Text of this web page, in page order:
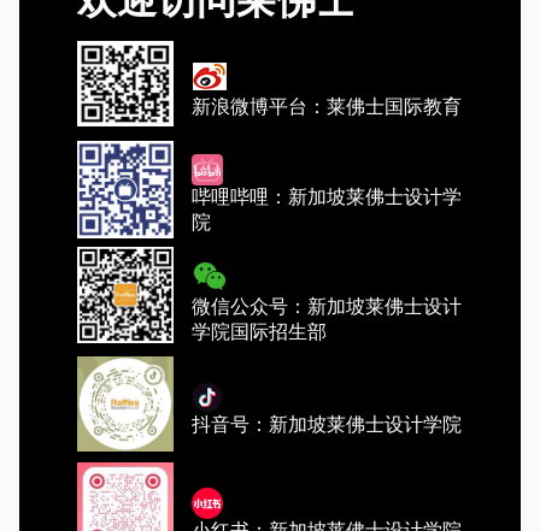
新浪微博平台：莱佛士国际教育
哔哩哔哩：新加坡莱佛士设计学
院
微信公众号：新加坡莱佛士设计
学院国际招生部
抖音号：新加坡莱佛士设计学院